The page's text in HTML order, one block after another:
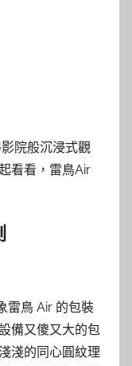
院般沉浸式觀
看看，雷鳥Air
雷鳥 Air 的包裝
備又傻又大的包
淺的同心圓紋理